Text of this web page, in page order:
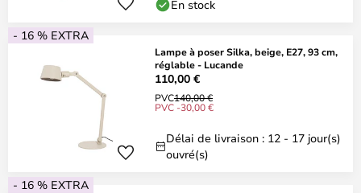
En stock
- 16 % EXTRA
Lampe à poser Silka, beige, E27, 93 cm,
réglable - Lucande
110,00 €
PVC140,00 €
PVC -30,00 €
Délai de livraison : 12 - 17 jour(s)
ouvré(s)
- 16 % EXTRA